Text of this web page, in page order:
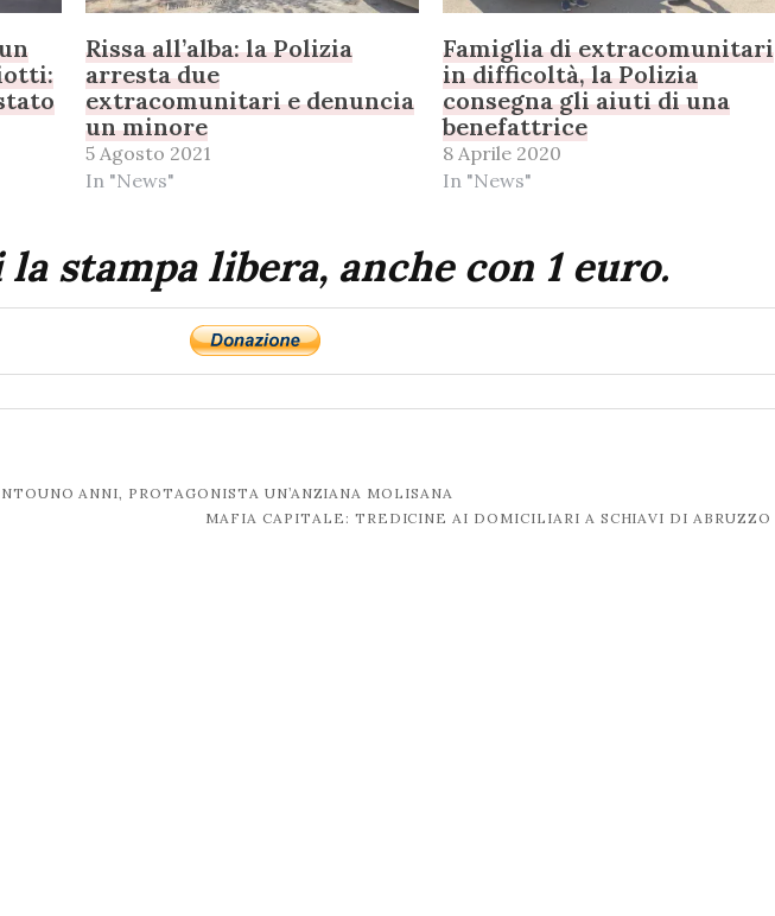
Rissa all’alba: la Polizia
arresta due
extracomunitari e denuncia
un minore
5 Agosto 2021
In "News"
Famiglia di extracomunitari
in difficoltà, la Polizia
consegna gli aiuti di una
benefattrice
8 Aprile 2020
In "News"
stampa libera, anche con 1 euro.
ANNI, PROTAGONISTA UN’ANZIANA MOLISANA
MAFIA CAPITALE: TREDICINE AI DOMICILIARI A SCHIAVI DI ABRUZZO